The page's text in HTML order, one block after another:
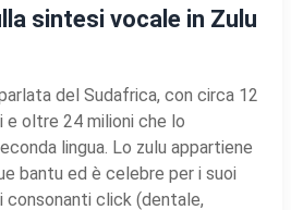
sintesi vocale in Zulu
del Sudafrica, con circa 12
e oltre 24 milioni che lo
lingua. Lo zulu appartiene
bantu ed è celebre per i suoi
click (dentale,